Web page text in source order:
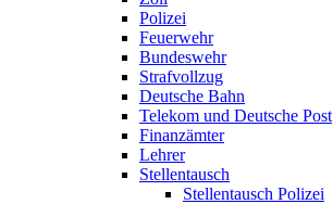
Polizei
Feuerwehr
Bundeswehr
Strafvollzug
Deutsche Bahn
Telekom und Deutsche Post
Finanzämter
Lehrer
Stellentausch
Stellentausch Polizei